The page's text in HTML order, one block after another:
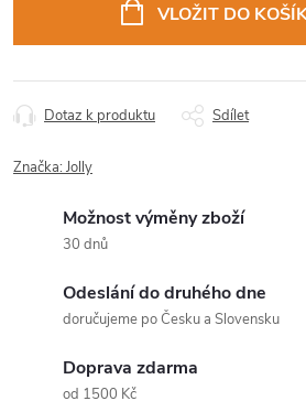
VLOŽIT DO
Dotaz k produktu Sdílet
Značka:Jolly
Možnost výměny zboží
30 dnů
Odeslání do druhého dne
doručujeme po Česku a Slovensku
Doprava zdarma
od 1500 Kč